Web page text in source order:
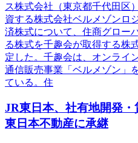
ス株式会社（東京都千代田区
資する株式会社ベルメゾンロ
済株式について、住商グロー
る株式を千趣会が取得する株
定した。千趣会は、オンライ
通信販売事業「ベルメゾン」
ている。住
JR東日本、社有地開発
東日本不動産に承継